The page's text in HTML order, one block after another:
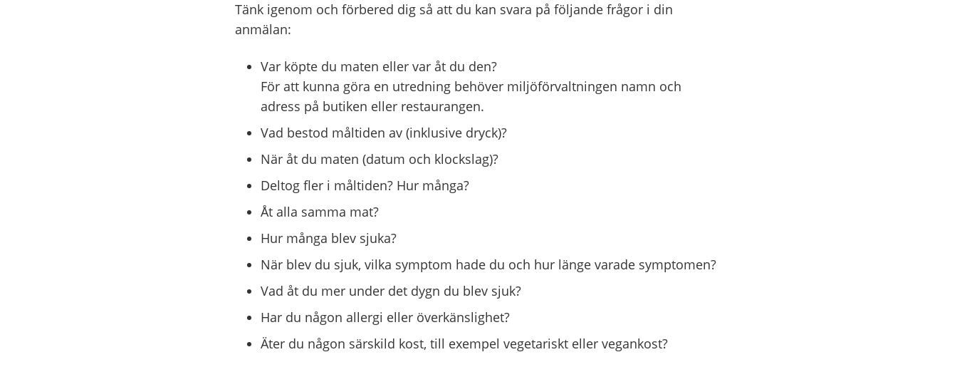
Tänk igenom och förbered dig så att du kan svara på följande frågor i din
anmälan:
Var köpte du maten eller var åt du den?
För att kunna göra en utredning behöver miljöförvaltningen namn och
adress på butiken eller restaurangen.
Vad bestod måltiden av (inklusive dryck)?
När åt du maten (datum och klockslag)?
Deltog fler i måltiden? Hur många?
Åt alla samma mat?
Hur många blev sjuka?
När blev du sjuk, vilka symptom hade du och hur länge varade symptomen?
Vad åt du mer under det dygn du blev sjuk?
Har du någon allergi eller överkänslighet?
Äter du någon särskild kost, till exempel vegetariskt eller vegankost?